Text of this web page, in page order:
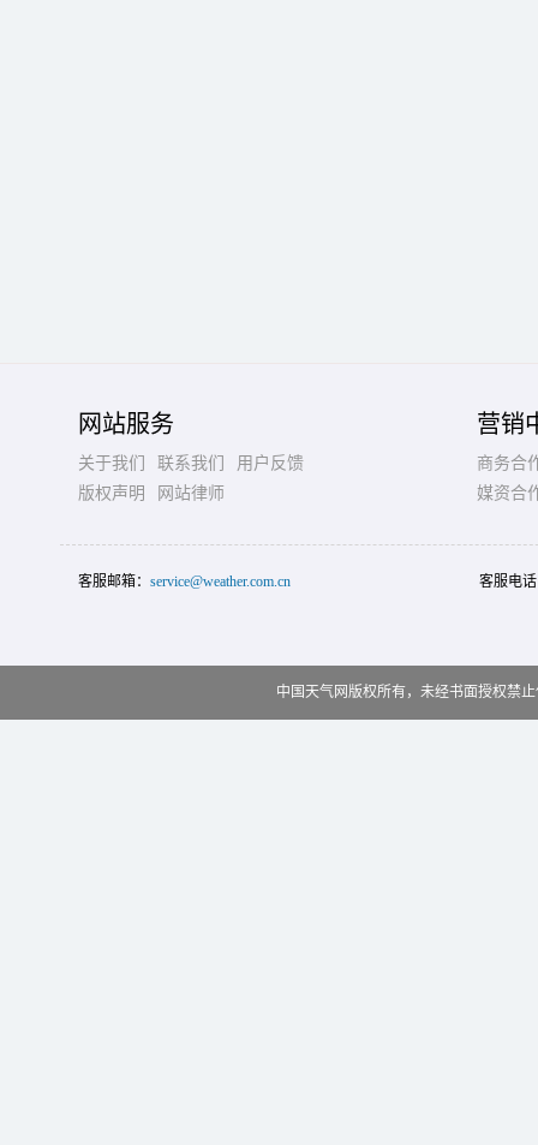
网站服务
关于我们 联系我们
用户反馈
版权声明
网站律师
营销
商务合
媒资合
客服邮箱： service@weather.com.cn 客服电
中国天气网版权所有，未经书面授权